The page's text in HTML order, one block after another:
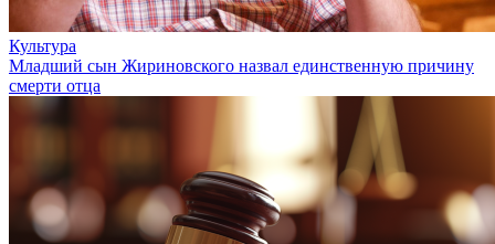
Культура
Младший сын Жириновского назвал единственную причину
смерти отца